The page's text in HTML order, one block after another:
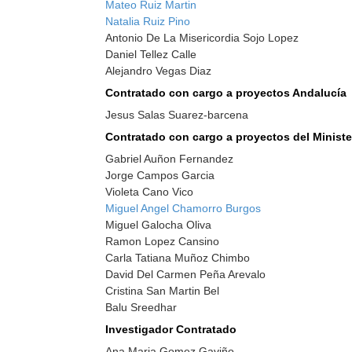
Mateo Ruiz Martin
Natalia Ruiz Pino
Antonio De La Misericordia Sojo Lopez
Daniel Tellez Calle
Alejandro Vegas Diaz
Contratado con cargo a proyectos Andalucía
Jesus Salas Suarez-barcena
Contratado con cargo a proyectos del
Gabriel Auñon Fernandez
Jorge Campos Garcia
Violeta Cano Vico
Miguel Angel Chamorro Burgos
Miguel Galocha Oliva
Ramon Lopez Cansino
Carla Tatiana Muñoz Chimbo
David Del Carmen Peña Arevalo
Cristina San Martin Bel
Balu Sreedhar
Investigador Contratado